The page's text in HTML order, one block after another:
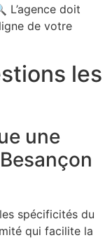
L’agence doit
de votre
les
une
spécificités du
qui facilite la